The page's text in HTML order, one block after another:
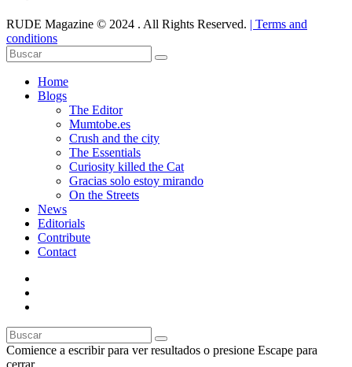
RUDE Magazine © 2024 . All Rights Reserved. | Terms and
conditions
Home
Blogs
The Editor
Mumtobe.es
Crush and the city
The Essentials
Curiosity killed the Cat
Gracias solo estoy mirando
On the Streets
News
Editorials
Contribute
Contact
Comience a escribir para ver resultados o presione Escape para
cerrar